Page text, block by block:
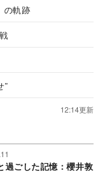
の軌跡
”
12:14更新
過ごした記憶：櫻井敦